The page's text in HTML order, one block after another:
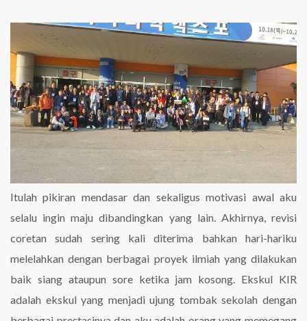
Itulah pikiran mendasar dan sekaligus motivasi awal aku
selalu ingin maju dibandingkan yang lain. Akhirnya, revisi
coretan sudah sering kali diterima bahkan hari-hariku
melelahkan dengan berbagai proyek ilmiah yang dilakukan
baik siang ataupun sore ketika jam kosong. Ekskul KIR
adalah ekskul yang menjadi ujung tombak sekolah dengan